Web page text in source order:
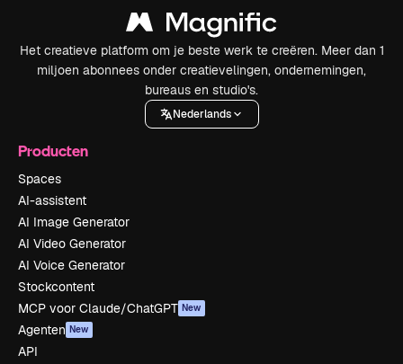
Het creatieve platform om je beste werk te creëren. Meer dan 1
miljoen abonnees onder creatievelingen, ondernemingen,
bureaus en studio's.
Nederlands
Producten
Spaces
AI-assistent
AI Image Generator
AI Video Generator
AI Voice Generator
Stockcontent
MCP voor Claude/ChatGPT New
Agenten New
API